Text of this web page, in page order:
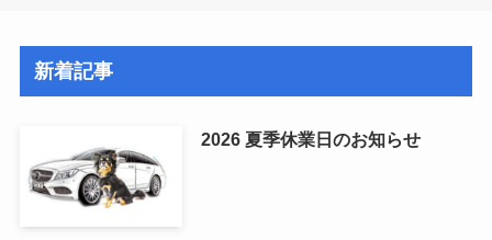
新着記事
2026 夏季休業日のお知らせ